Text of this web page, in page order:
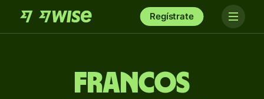
Regístrate
Francos